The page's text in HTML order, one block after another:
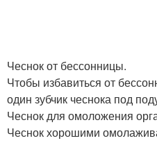
Чеснок от бессонницы.
Чтобы избавиться от
один зубчик чеснока под
Чеснок для омоложения
Чеснок хорошими